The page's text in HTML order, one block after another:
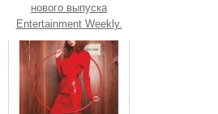
нового выпуска
Entertainment Weekly.